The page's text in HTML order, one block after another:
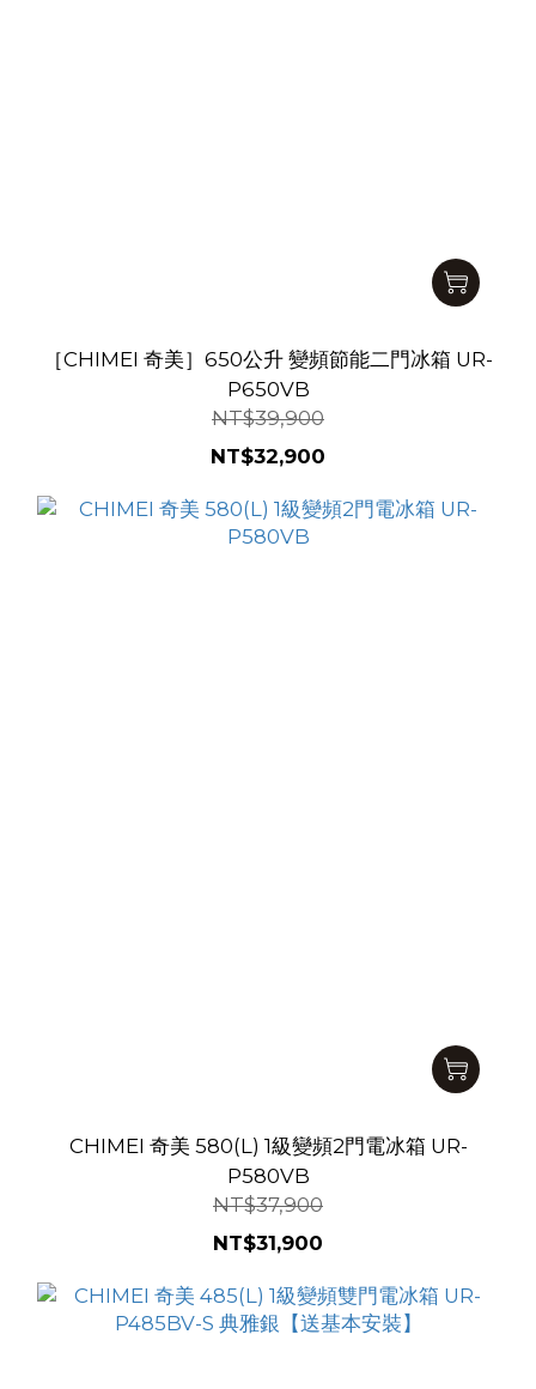
［CHIMEI 奇美］650公升 變頻節能二門冰箱 UR-
P650VB
NT$39,900
NT$32,900
CHIMEI 奇美 580(L) 1級變頻2門電冰箱 UR-
P580VB
NT$37,900
NT$31,900